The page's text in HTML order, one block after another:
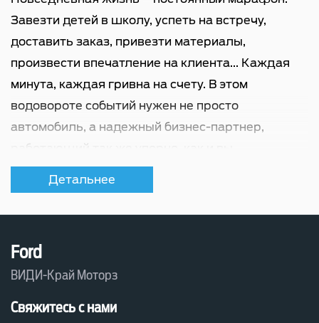
ряда сидений (Type C)
Завезти детей в школу, успеть на встречу,
доставить заказ, привезти материалы,
произвести впечатление на клиента... Каждая
минута, каждая гривна на счету. В этом
водовороте событий нужен не просто
автомобиль, а надежный бизнес-партнер,
Встречайте новый Ford Tourneo Courier 2026
года. Фургон, говорящий "Да!" любой вашей
логистической задаче, оставаясь при этом
Новый Ford Tourneo Courier
дизайна, впечатляющей практичности и
Детальнее
Ford
ВИДИ-Край Моторз
Свяжитесь с нами